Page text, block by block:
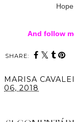
And follow
SHARE:
MARISA
06, 2018